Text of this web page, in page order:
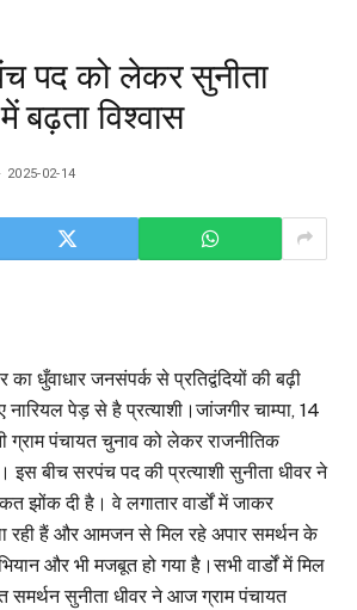
पद को लेकर सुनीता
बढ़ता विश्वास
2025-02-14
का धुँवाधार जनसंपर्क से प्रतिद्वंदियों की बढ़ी
पेड़ से है प्रत्याशी।जांजगीर चाम्पा, 14
ग्राम पंचायत चुनाव को लेकर राजनीतिक
इस बीच सरपंच पद की प्रत्याशी सुनीता धीवर ने
झोंक दी है। वे लगातार वार्डों में जाकर
रही हैं और आमजन से मिल रहे अपार समर्थन के
और भी मजबूत हो गया है।सभी वार्डों में मिल
समर्थन सुनीता धीवर ने आज ग्राम पंचायत